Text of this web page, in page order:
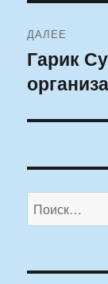
ДАЛЕЕ
Следующая
запись:
Гарик
Искать: